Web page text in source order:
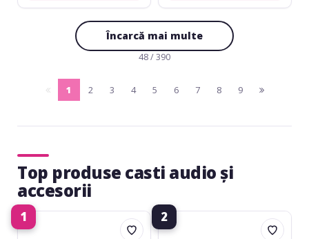
Încarcă mai multe
48 / 390
pagina
1
(current)
2 3 4 5 6 7 8 9
pagina
Top produse casti audio și
accesorii
1
Audio-
Technica
2
Shure
SE215-